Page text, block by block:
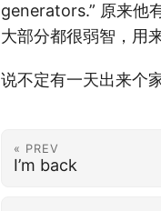
generators.” 原来他
大部分都很弱智，用
说不定有一天出来个
« PREV
I’m back